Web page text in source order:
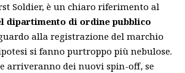
Soldier, è un chiaro riferimento al
dipartimento di ordine pubblico
alla registrazione del marchio
si fanno purtroppo più nebulose.
arriveranno dei nuovi spin-off, se